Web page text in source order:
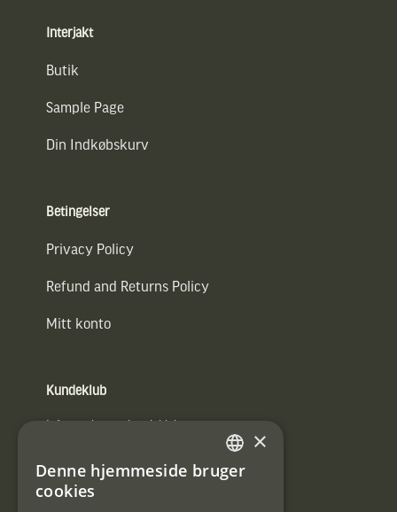
Interjakt
Butik
Sample Page
Din Indkøbskurv
Betingelser
Privacy Policy
Refund and Returns Policy
Mitt konto
Kundeklub
E-
SWEDISH
×
Denne hjemmeside bruger
cookies